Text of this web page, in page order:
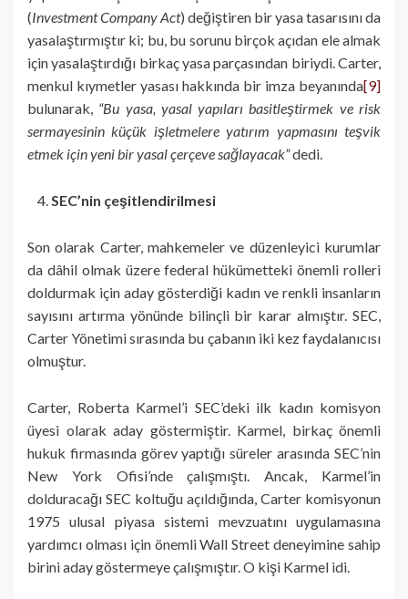
(Investment Company Act) değiştiren bir yasa tasarısını da
yasalaştırmıştır ki; bu, bu sorunu birçok açıdan ele almak
için yasalaştırdığı birkaç yasa parçasından biriydi. Carter,
menkul kıymetler yasası hakkında bir imza beyanında[9]
bulunarak, “Bu yasa, yasal yapıları basitleştirmek ve risk
sermayesinin küçük işletmelere yatırım yapmasını teşvik
etmek için yeni bir yasal çerçeve sağlayacak”dedi.
SEC’nin çeşitlendirilmesi
Son olarak Carter, mahkemeler ve düzenleyici kurumlar
da dâhil olmak üzere federal hükümetteki önemli rolleri
doldurmak için aday gösterdiği kadın ve renkli insanların
sayısını artırma yönünde bilinçli bir karar almıştır. SEC,
Carter Yönetimi sırasında bu çabanın iki kez faydalanıcısı
olmuştur.
Carter, Roberta Karmel’i SEC’deki ilk kadın komisyon
üyesi olarak aday göstermiştir. Karmel, birkaç önemli
hukuk firmasında görev yaptığı süreler arasında SEC’nin
New York Ofisi’nde çalışmıştı. Ancak, Karmel’in
dolduracağı SEC koltuğu açıldığında, Carter komisyonun
1975 ulusal piyasa sistemi mevzuatını uygulamasına
yardımcı olması için önemli Wall Street deneyimine sahip
birini aday göstermeye çalışmıştır. O kişi Karmel idi.